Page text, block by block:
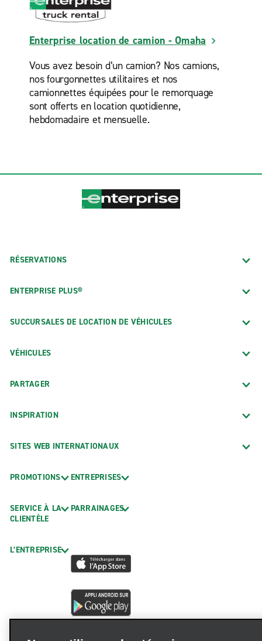
Enterprise location de camion - Omaha
Vous avez besoin d’un camion? Nos camions,
nos fourgonnettes utilitaires et nos
camionnettes équipées pour le remorquage
sont offerts en location quotidienne,
hebdomadaire et mensuelle.
RÉSERVATIONS
ENTERPRISE PLUS®
SUCCURSALES DE LOCATION DE VÉHICULES
VÉHICULES
PARTAGER
INSPIRATION
SITES WEB INTERNATIONAUX
PROMOTIONS
SERVICE À LA
CLIENTÈLE
L’ENTREPRISE
ENTREPRISES
PARRAINAGES